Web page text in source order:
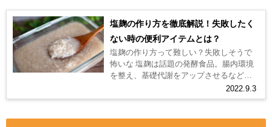
塩麹の作り方を徹底解説！失敗したく
ない時の便利アイテムとは？￼
2022.9.3
塩麹の作り方って難しい？失敗しそうで
怖いな 塩麹は話題の発酵食品。腸内環境
を整え、基礎代謝をアップさせるなどう
れしい健康効果も期待できます。 塩麹に
漬け込んだお肉や魚は、柔らかく...